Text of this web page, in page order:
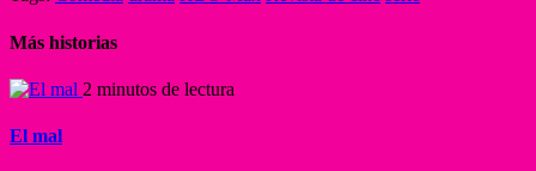
Más historias
2 minutos de lectura
El mal